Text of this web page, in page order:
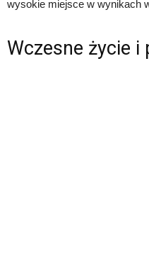
wysokie miejsce w wynikach
Wczesne życie i